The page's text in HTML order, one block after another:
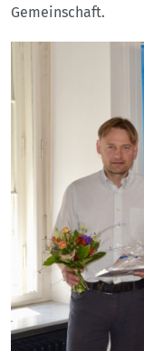
Gemeinschaft.